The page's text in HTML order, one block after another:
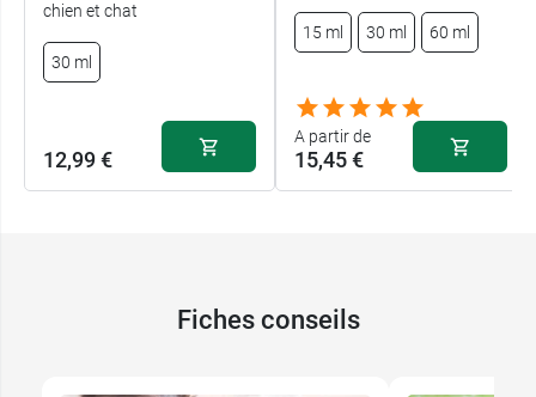
chien et chat
30 ml
12,99 €
15 ml 30 ml 60 ml
A partir de
15,45 €
Fiches conseils